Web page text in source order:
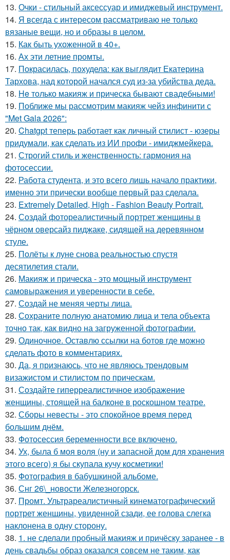
13. Очки - стильный аксессуар и имиджевый инструмент.
14. Я всегда с интересом рассматриваю не только
вязаные вещи, но и образы в целом.
15. Как быть ухоженной в 40+.
16. Ах эти летние промты.
17. Покрасилась, похудела: как выглядит Екатерина
Тархова, над которой начался суд из-за убийства деда.
18. He только макияж и прическа бывают свадебными!
19. Поближе мы рассмотрим макияж чейз инфинити с
"Met Gala 2026":
20. Chatgpt теперь работает как личный стилист - юзеры
придумали, как сделать из ИИ профи - имиджмейкера.
21. Строгий стиль и женственность: гармония на
фотосессии.
22. Работа студента, и это всего лишь начало практики,
именно эти прически вообще первый раз сделала.
23. Extremely Detailed, High - Fashion Beauty Portrait.
24. Создай фотореалистичный портрет женщины в
чёрном оверсайз пиджаке, сидящей на деревянном
стуле.
25. Полёты к луне снова реальностью спустя
десятилетия стали.
26. Макияж и прическа - это мощный инструмент
самовыражения и уверенности в себе.
27. Создай не меняя черты лица.
28. Сохраните полную анатомию лица и тела объекта
точно так, как видно на загруженной фотографии.
29. Одиночное. Оставлю ссылки на ботов где можно
сделать фото в комментариях.
30. Да, я признаюсь, что не являюсь трендовым
визажистом и стилистом по прическам.
31. Создайте гиперреалистичное изображение
женщины, стоящей на балконе в роскошном театре.
32. Сборы невесты - это спокойное время перед
большим днём.
33. Фотосессия беременности все включено.
34. Ух, была б моя воля (ну и запасной дом для хранения
этого всего) я бы скупала кучу косметики!
35. Фотография в бабушкиной альбоме.
36. Снг 26\_новости Железногорск.
37. Промт. Ультрареалистичный кинематографический
портрет женщины, увиденной сзади, ее голова слегка
наклонена в одну сторону.
38. 1. не сделали пробный макияж и причёску заранее - в
день свадьбы образ оказался совсем не таким, как